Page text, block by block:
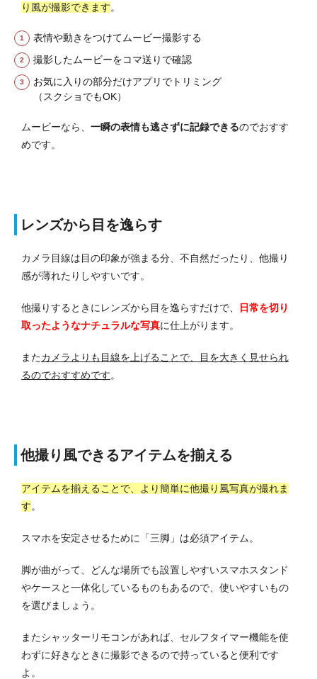
り風が撮影できます。
表情や動きをつけてムービー撮影する
撮影したムービーをコマ送りで確認
お気に入りの部分だけアプリでトリミング
（スクショでもOK）
ムービーなら、 一瞬の表情も逃さずに記録できるのでおすす
めです。
レンズから目を逸らす
カメラ目線は目の印象が強まる分、不自然だったり、他撮り
感が薄れたりしやすいです。
他撮りするときにレンズから目を逸らすだけで、
日常を切り
取ったようなナチュラルな写真に仕上がります。
またカメラよりも目線を上げることで、目を大きく見せられ
るのでおすすめです。
他撮り風できるアイテムを揃える
アイテムを揃えることで、より簡単に他撮り風写真が撮れま
す。
スマホを安定させるために「三脚」は必須アイテム。
脚が曲がって、どんな場所でも設置しやすいスマホスタンド
やケースと一体化しているものもあるので、使いやすいもの
を選びましょう。
またシャッターリモコンがあれば、セルフタイマー機能を使
わずに好きなときに撮影できるので持っていると便利です
よ。